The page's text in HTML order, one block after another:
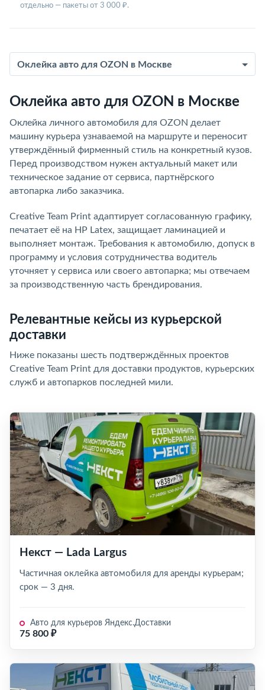
отдельно — пакеты от 3 000 ₽.
Оклейка авто для OZON в Москве
Оклейка авто для OZON в Москве
Оклейка личного автомобиля для OZON делает
машину курьера узнаваемой на маршруте и переносит
утверждённый фирменный стиль на конкретный кузов.
Перед производством нужен актуальный макет или
техническое задание от сервиса, партнёрского
автопарка либо заказчика.
Creative Team Print адаптирует согласованную графику,
печатает её на HP Latex, защищает ламинацией и
выполняет монтаж. Требования к автомобилю, допуск в
программу и условия сотрудничества водитель
уточняет у сервиса или своего автопарка; мы отвечаем
за производственную часть брендирования.
Релевантные кейсы из курьерской
доставки
Ниже показаны шесть подтверждённых проектов
Creative Team Print для доставки продуктов, курьерских
служб и автопарков последней мили.
Некст — Lada Largus
Частичная оклейка автомобиля для аренды курьерам;
срок — 3 дня.
Авто для курьеров Яндекс.Доставки
75 800 ₽